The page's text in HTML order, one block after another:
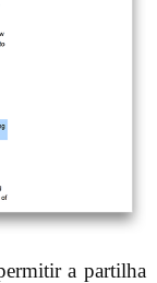
a partilha